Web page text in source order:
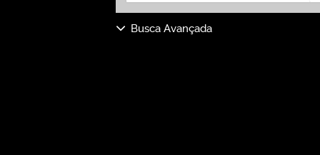
Busca Avançada